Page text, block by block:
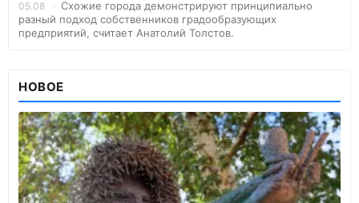
05.08
Схожие города демонстрируют принципиально
разный подход собственников градообразующих
предприятий, считает Анатолий Толстов.
НОВОЕ